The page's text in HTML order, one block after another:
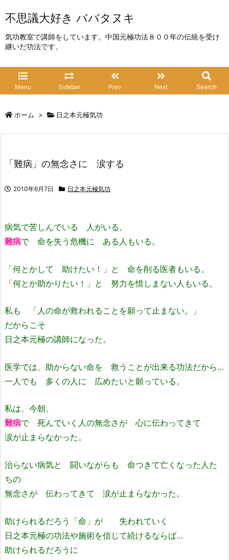
不思議大好き ババタヌキ
気功教室で講師をしています。中国元極功法８００年の伝統を受け
継いだ功法です。
Menu Sidebar Prev Next Search
ホーム > 日之本元極気功
「難病」の無念さに 涙する
2010年6月7日 日之本元極気功
病気で苦しんでいる 人がいる。
難病で 命を失う危機に ある人もいる。
「何とかして 助けたい！」と 命を削る医者もいる。
「何とか助かりたい！」と 努力を惜しまない人もいる。
私も 「人の命が救われることを願って止まない。」
だからこそ
日之本元極の講師になった。
医学では、助からない命を 救うことが出来る功法だから…
一人でも 多くの人に 広めたいと願っている。
私は、今朝、
難病で 死んでいく人の無念さが 心に伝わってきて
涙が止まらなかった。
治らない病気と 闘いながらも 命つきて亡くなった人た
ちの
無念さが 伝わってきて 涙が止まらなかった。
助けられるだろう「命」が 失われていく
日之本元極の功法や施術を信じて続けるならば…
助けられるだろうに